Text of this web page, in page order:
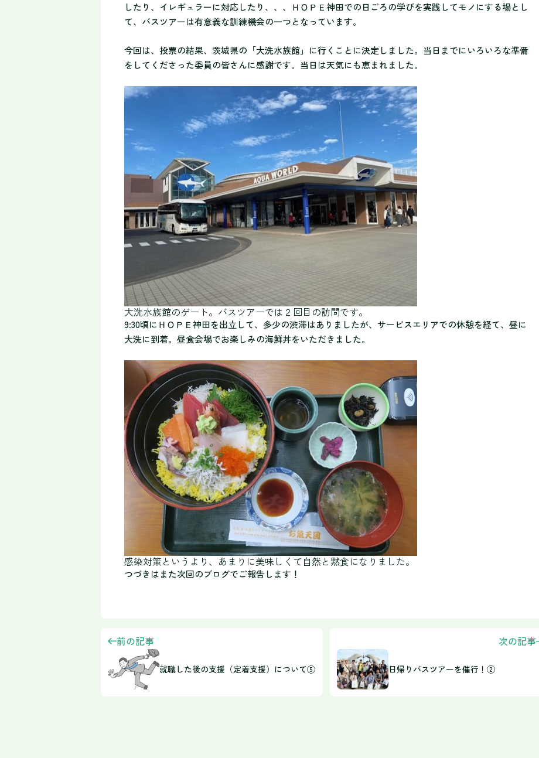
したり、イレギュラーに対応したり、、、ＨＯＰＥ神田での日ごろの学びを実践してモノにする場とし
て、バスツアーは有意義な訓練機会の一つとなっています。
今回は、投票の結果、茨城県の「大洗水族館」に行くことに決定しました。当日までにいろいろな準備
をしてくださった委員の皆さんに感謝です。当日は天気にも恵まれました。
大洗水族館のゲート。バスツアーでは２回目の訪問です。
9:30頃にＨＯＰＥ神田を出立して、多少の渋滞はありましたが、サービスエリアでの休憩を経て、昼に
大洗に到着。昼食会場でお楽しみの海鮮丼をいただきました。
感染対策というより、あまりに美味しくて自然と黙食になりました。
つづきはまた次回のブログでご報告します！
次の記事
日帰りバスツアーを催行！②
前の記事
就職した後の支援（定着支援）について⑤